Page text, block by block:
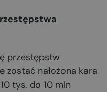
przestępstw
zostać nałożona kara
tys. do 10 mln